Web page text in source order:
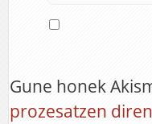
Gune honek
prozesatzen